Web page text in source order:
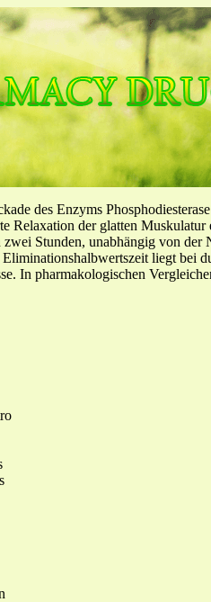
des Enzyms
Relaxation der glatten
Stunden, unabhängig von der
liegt bei
In pharmakologischen